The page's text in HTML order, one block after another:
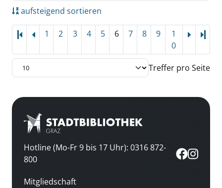
aufsteigend sortieren
1 2 3 4 5 6 7 8 9
1
0
Treffer pro Seite
Hotline (Mo-Fr 9 bis 17 Uhr): 0316 872-
800
Mitgliedschaft